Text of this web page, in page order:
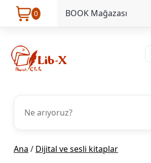
0 BOOK Mağazası
Ana / Dijital ve sesli kitaplar